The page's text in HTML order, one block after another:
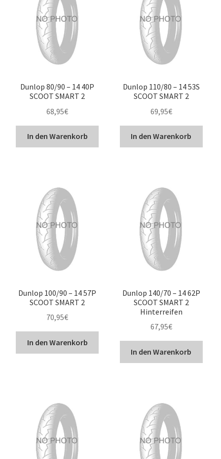
Dunlop 80/90 – 14 40P
SCOOT SMART 2
68,95€
In den Warenkorb
Dunlop 110/80 – 14 53S
SCOOT SMART 2
69,95€
In den Warenkorb
Dunlop 100/90 – 14 57P
SCOOT SMART 2
70,95€
In den Warenkorb
Dunlop 140/70 – 14 62P
SCOOT SMART 2
Hinterreifen
67,95€
In den Warenkorb